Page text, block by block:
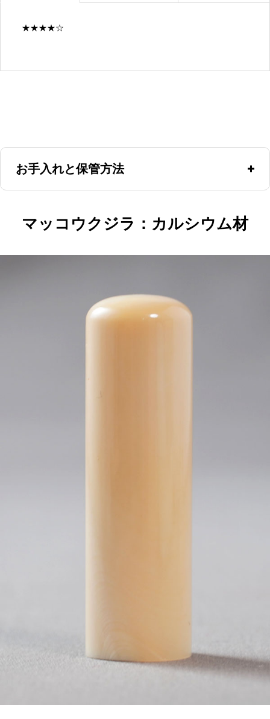
★★★★☆
お手入れと保管方法
ィ部分に朱肉が付きっぱなしのまま放置すると、染み込んで
ありますので、できれば暗所で気温の変化の少ない場所での
マッコウクジラ：カルシウム材